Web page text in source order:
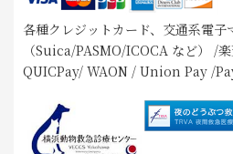
各種クレジットカード、交通系電子
（Suica/PASMO/ICOCA など）
QUICPay/ WAON / Union Pay /